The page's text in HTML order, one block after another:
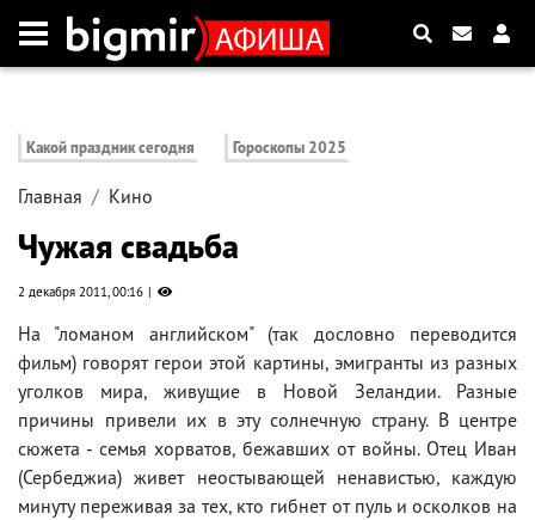
Какой праздник сегодня Гороскопы 2025
Главная Кино
Чужая свадьба
2 декабря 2011, 00:16
На "ломаном английском" (так дословно переводится
фильм) говорят герои этой картины, эмигранты из разных
уголков мира, живущие в Новой Зеландии. Разные
причины привели их в эту солнечную страну. В центре
сюжета - семья хорватов, бежавших от войны. Отец Иван
(Сербеджиа) живет неостывающей ненавистью, каждую
минуту переживая за тех, кто гибнет от пуль и осколков на